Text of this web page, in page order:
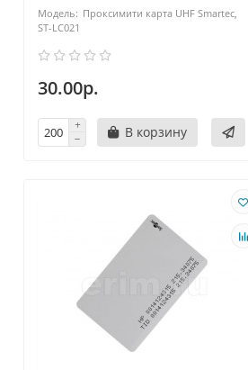
Проксимити карта UHF Smartec,
ST-LC021
30.00р.
В корзину